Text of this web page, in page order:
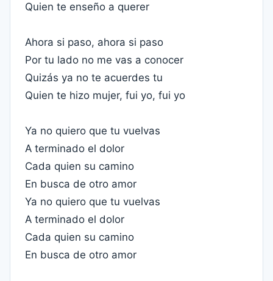
Quien te enseño a querer
Ahora si paso, ahora si paso
Por tu lado no me vas a conocer
Quizás ya no te acuerdes tu
Quien te hizo mujer, fui yo, fui yo
Ya no quiero que tu vuelvas
A terminado el dolor
Cada quien su camino
En busca de otro amor
Ya no quiero que tu vuelvas
A terminado el dolor
Cada quien su camino
En busca de otro amor